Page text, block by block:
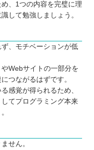
、1つの内容を完璧に理
して勉強しましょう。
、モチベーションが低
Webサイトの一部分を
つながるはずです。
感覚が得られるため、
てプログラミング本来
せん。